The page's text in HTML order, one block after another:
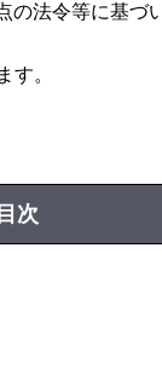
法令等に基づ
す。
目次